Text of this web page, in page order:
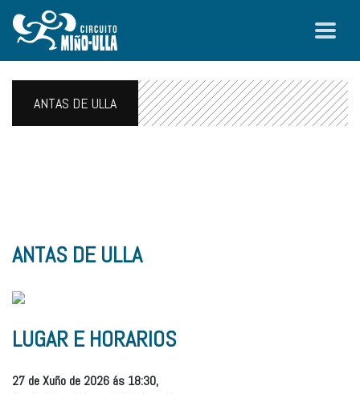
ANTAS DE ULLA
ANTAS DE ULLA
LUGAR E HORARIOS
27 de Xuño de 2026 ás 18:30,